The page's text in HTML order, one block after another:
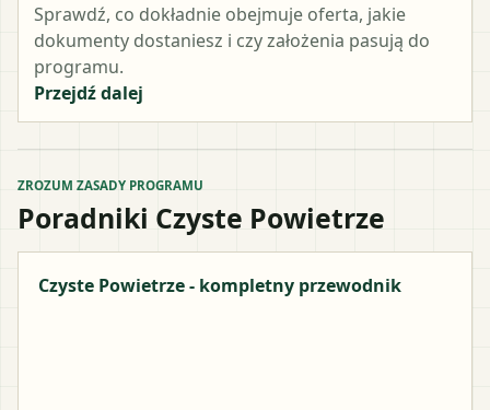
Sprawdź, co dokładnie obejmuje oferta, jakie
dokumenty dostaniesz i czy założenia pasują do
programu.
Przejdź dalej
ZROZUM ZASADY PROGRAMU
Poradniki Czyste Powietrze
Czyste Powietrze - kompletny przewodnik